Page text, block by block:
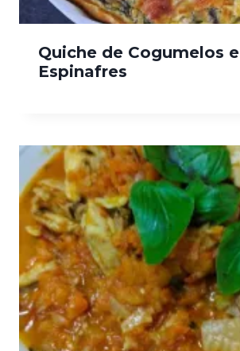
Quiche de Cogumelos e
Espinafres